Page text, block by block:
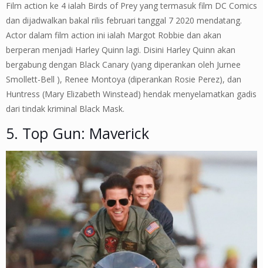
Film action ke 4 ialah Birds of Prey yang termasuk film DC Comics
dan dijadwalkan bakal rilis februari tanggal 7 2020 mendatang.
Actor dalam film action ini ialah Margot Robbie dan akan
berperan menjadi Harley Quinn lagi. Disini Harley Quinn akan
bergabung dengan Black Canary (yang diperankan oleh Jurnee
Smollett-Bell ), Renee Montoya (diperankan Rosie Perez), dan
Huntress (Mary Elizabeth Winstead) hendak menyelamatkan gadis
dari tindak kriminal Black Mask.
5. Top Gun: Maverick